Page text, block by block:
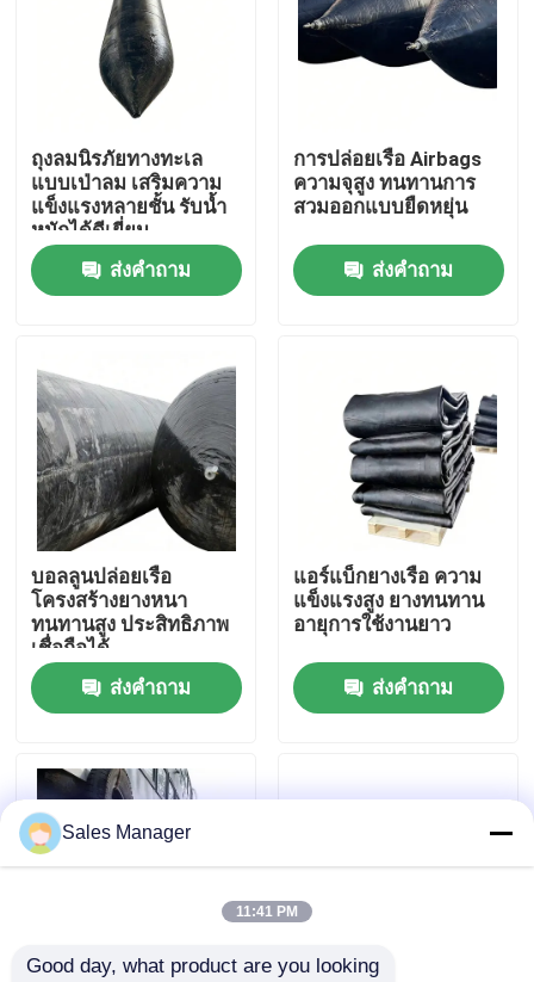
บ้าน
วิดีโอ
เกี่ยวกับเรา
ทัวร์โรงงาน
ควบคุมคุณภาพ
ถุงลมนิรภัยยางทางทะเล
ถุงลมนิรภัยทางทะเลแบบพองได้
ถุงลมนิรภัยทางทะเล
แบบเป่าลม เสริมความ
แข็งแรงหลายชั้น รับน้ำ
หนักได้ดีเยี่ยม
ส่งคำถาม
การปล่อยเรือ Airbags
ความจุสูง ทนทานการ
สวมออกแบบยืดหยุ่น
ส่งคำถาม
บอลลูนปล่อยเรือ
โครงสร้างยางหนา
ทนทานสูง ประสิทธิภาพ
เชื่อถือได้
ส่งคำถาม
แอร์แบ็กยางเรือ ความ
แข็งแรงสูง ยางทนทาน
อายุการใช้งานยาว
ส่งคำถาม
Sales Manager
11:41 PM
Good day, what product are you looking